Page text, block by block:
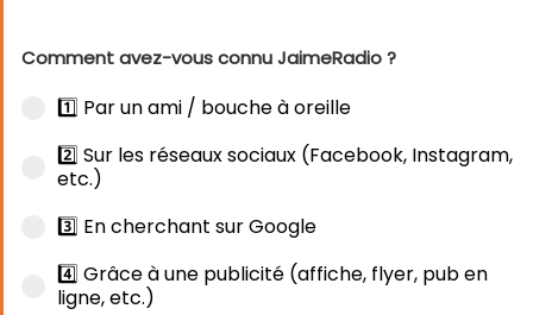
Comment avez-vous connu JaimeRadio ?
1️⃣ Par un ami / bouche à oreille
2️⃣ Sur les réseaux sociaux (Facebook, Instagram,
etc.)
3️⃣ En cherchant sur Google
4️⃣ Grâce à une publicité (affiche, flyer, pub en
ligne, etc.)